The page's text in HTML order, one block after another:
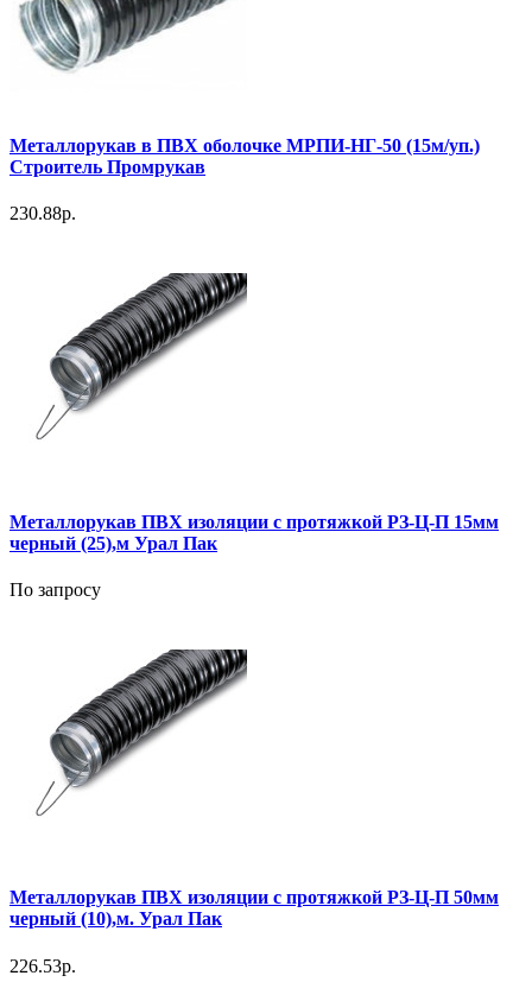
Металлорукав в ПВХ оболочке МРПИ-НГ-50 (15м/уп.)
Строитель Промрукав
230.88р.
Металлорукав ПВХ изоляции с протяжкой РЗ-Ц-П 15мм
черный (25),м Урал Пак
По запросу
Металлорукав ПВХ изоляции с протяжкой РЗ-Ц-П 50мм
черный (10),м. Урал Пак
226.53р.